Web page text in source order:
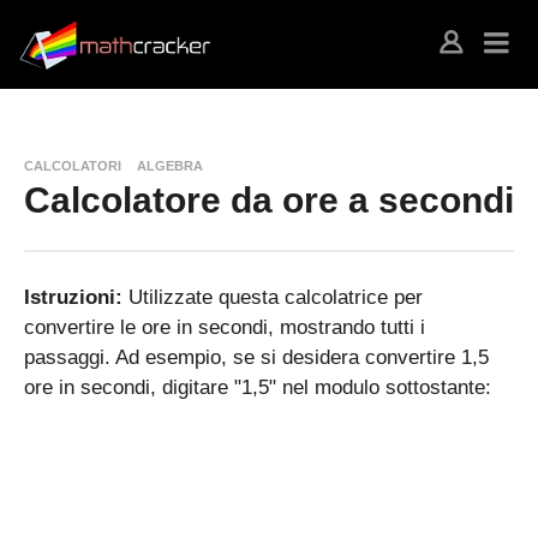
CALCOLATORI ALGEBRA
Calcolatore da ore a secondi
Istruzioni: Utilizzate questa calcolatrice per
convertire le ore in secondi, mostrando tutti i
passaggi. Ad esempio, se si desidera convertire 1,5
ore in secondi, digitare "1,5" nel modulo sottostante: